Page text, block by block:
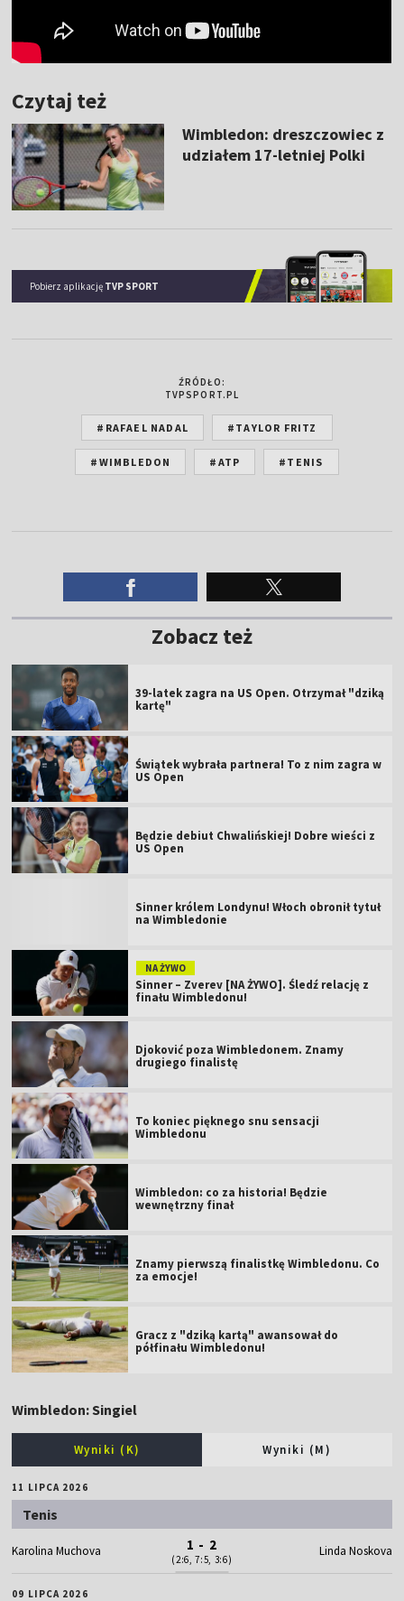
Czytaj też
Wimbledon: dreszczowiec z
udziałem 17-letniej Polki
Pobierz aplikację TVP SPORT
ŹRÓDŁO:
TVPSPORT.PL
#RAFAEL NADAL #TAYLOR FRITZ
#WIMBLEDON #ATP #TENIS
Zobacz też
39-latek zagra na US Open. Otrzymał "dziką
kartę"
Świątek wybrała partnera! To z nim zagra w
US Open
Będzie debiut Chwalińskiej! Dobre wieści z
US Open
Sinner królem Londynu! Włoch obronił tytuł
na Wimbledonie
NA ŻYWO
Sinner – Zverev [NA ŻYWO]. Śledź relację z
finału Wimbledonu!
Djoković poza Wimbledonem. Znamy
drugiego finalistę
To koniec pięknego snu sensacji
Wimbledonu
Wimbledon: co za historia! Będzie
wewnętrzny finał
Znamy pierwszą finalistkę Wimbledonu. Co
za emocje!
Gracz z "dziką kartą" awansował do
półfinału Wimbledonu!
Wimbledon: Singiel
Wyniki (K) Wyniki (M)
11 LIPCA 2026
Tenis
Karolina Muchova 1 - 2
(2:6, 7:5, 3:6)
Linda Noskova
09 LIPCA 2026